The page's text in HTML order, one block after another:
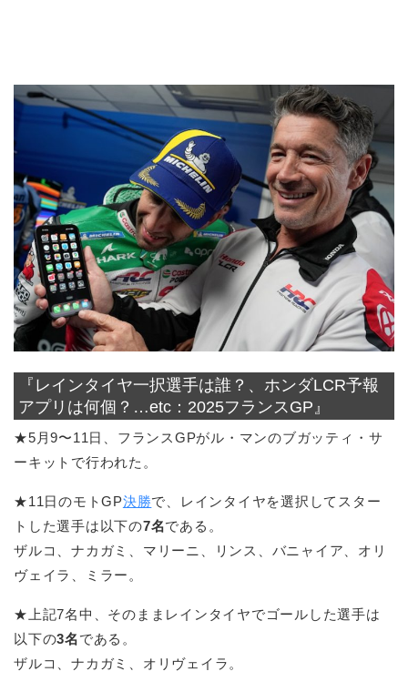
『レインタイヤ一択選手は誰？、ホンダLCR予報
アプリは何個？…etc：2025フランスGP』
★5月9〜11日、フランスGPがル・マンのブガッティ・サ
ーキットで行われた。
★11日のモトGP決勝で、レインタイヤを選択してスター
トした選手は以下の7名である。
ザルコ、ナカガミ、マリーニ、リンス、バニャイア、オリ
ヴェイラ、ミラー。
★上記7名中、そのままレインタイヤでゴールした選手は
以下の3名である。
ザルコ、ナカガミ、オリヴェイラ。